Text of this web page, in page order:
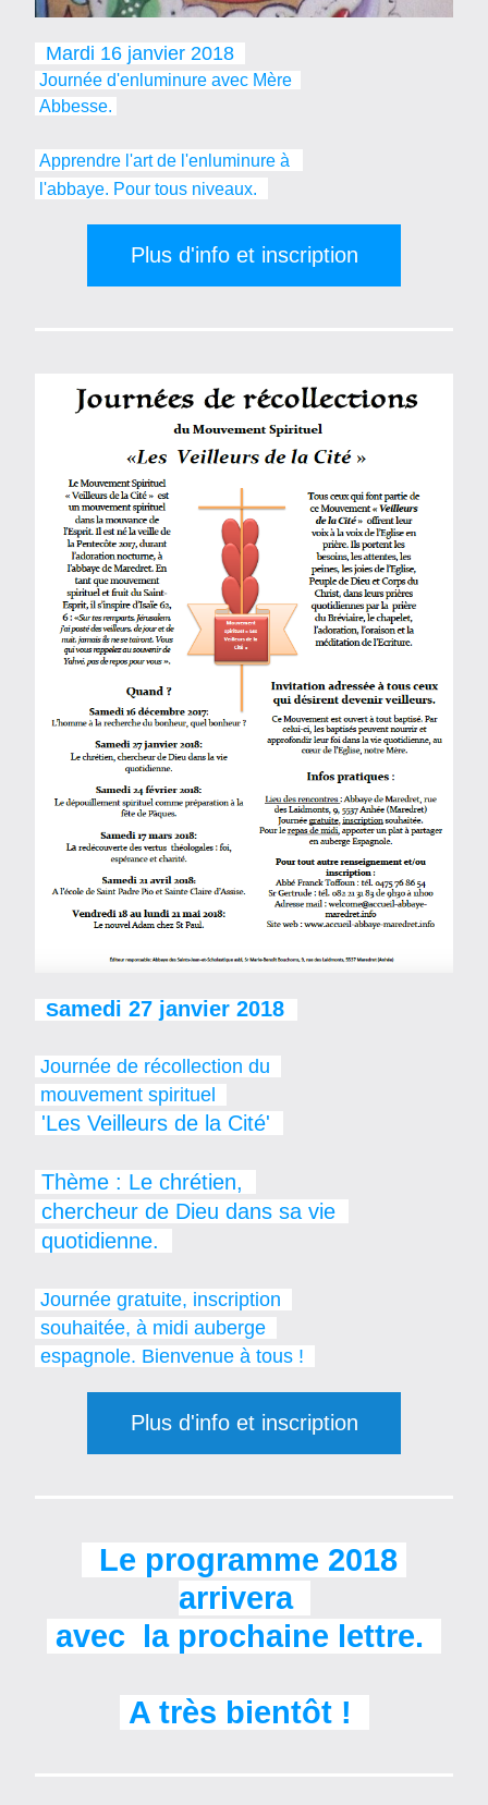
Mardi 16 janvier 2018
Journée d'enluminure avec Mère
Abbesse.
Apprendre l'art de l'enluminure à
l'abbaye. Pour tous niveaux.
Plus d'info et inscription
Samedi 27 janvier 2018
Journée de récollection du
mouvement spirituel
'Les Veilleurs de la Cité'
Thème : Le chrétien,
chercheur de Dieu dans sa vie
quotidienne.
Journée gratuite, inscription
souhaitée, à midi auberge
espagnole. Bienvenue à tous !
Plus d'info et inscription
Le programme 2018
arrivera
avec la prochaine lettre.
A très bientôt !